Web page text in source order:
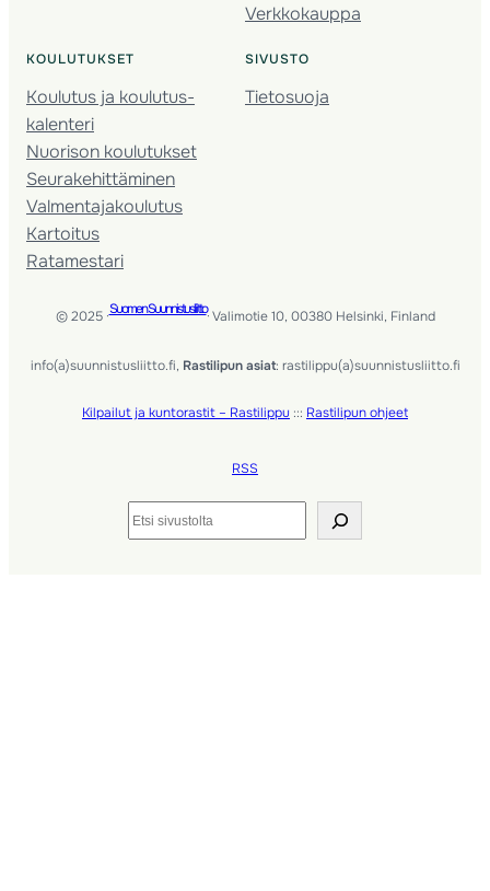
Verkkokauppa
KOULUTUKSET
Koulutus ja koulutus­
kalenteri
Nuorison koulutukset
Seura­kehittäminen
Valmentaja­koulutus
Kartoitus
Ratamestari
SIVUSTO
Tietosuoja
© 2025 ·Suomen Suunnistusliitto· Valimotie 10, 00380 Helsinki, Finland
info(a)suunnistusliitto.fi, Rastilipun asiat: rastilippu(a)suunnistusliitto.fi
Kilpailut ja kuntorastit – Rastilippu ::: Rastilipun ohjeet
RSS
Etsi